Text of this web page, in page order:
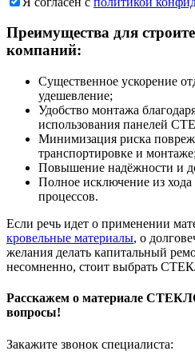
Преимущества для
компаний:
Существенное ускорение
удешевление;
Удобство монтажа
использования панелей
Минимизация риска
транспортировке и монтаже;
Повышение надёжности и
Полное исключение из
процессов.
Если речь идет о применении
кровельные материалы, о
желания делать капитальный
несомненно, стоит выбрать
Расскажем о материале
вопросы!
Закажите звонок специалиста: